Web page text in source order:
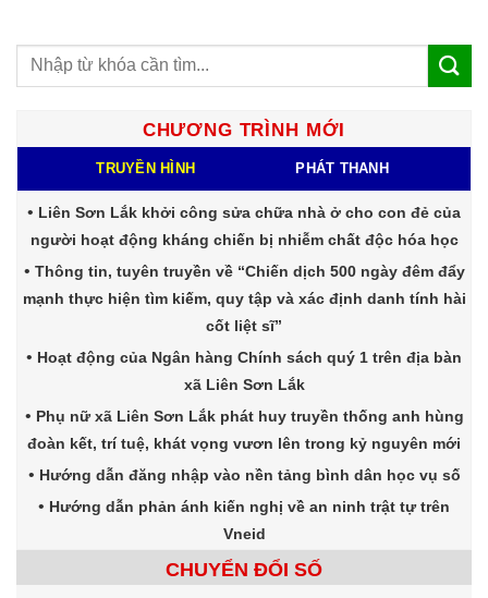
CHƯƠNG TRÌNH MỚI
TRUYỀN HÌNH PHÁT THANH
Liên Sơn Lắk khởi công sửa chữa nhà ở cho con đẻ của
người hoạt động kháng chiến bị nhiễm chất độc hóa học
Thông tin, tuyên truyền về “Chiến dịch 500 ngày đêm đẩy
mạnh thực hiện tìm kiếm, quy tập và xác định danh tính hài
cốt liệt sĩ”
Hoạt động của Ngân hàng Chính sách quý 1 trên địa bàn
xã Liên Sơn Lắk
Phụ nữ xã Liên Sơn Lắk phát huy truyền thống anh hùng
đoàn kết, trí tuệ, khát vọng vươn lên trong kỷ nguyên mới
Hướng dẫn đăng nhập vào nền tảng bình dân học vụ số
Hướng dẫn phản ánh kiến nghị về an ninh trật tự trên
Vneid
CHUYỂN ĐỔI SỐ